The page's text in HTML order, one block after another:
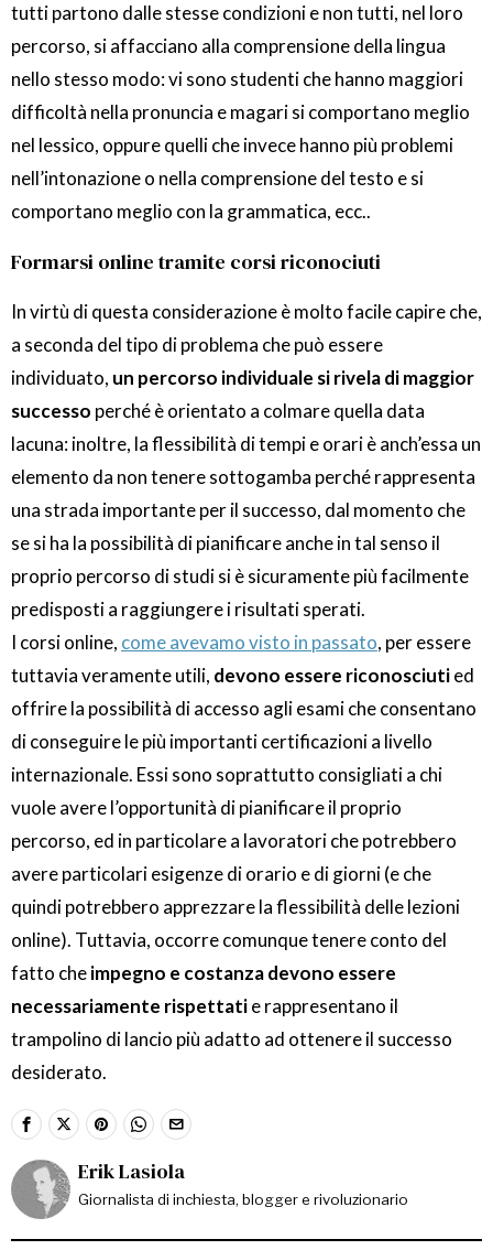
tutti partono dalle stesse condizioni e non tutti, nel loro
percorso, si affacciano alla comprensione della lingua
nello stesso modo: vi sono studenti che hanno maggiori
difficoltà nella pronuncia e magari si comportano meglio
nel lessico, oppure quelli che invece hanno più problemi
nell’intonazione o nella comprensione del testo e si
comportano meglio con la grammatica, ecc..
Formarsi online tramite corsi riconociuti
In virtù di questa considerazione è molto facile capire che,
a seconda del tipo di problema che può essere
individuato, un percorso individuale si rivela di maggior
successo perché è orientato a colmare quella data
lacuna: inoltre, la flessibilità di tempi e orari è anch’essa un
elemento da non tenere sottogamba perché rappresenta
una strada importante per il successo, dal momento che
se si ha la possibilità di pianificare anche in tal senso il
proprio percorso di studi si è sicuramente più facilmente
predisposti a raggiungere i risultati sperati.
I corsi online, come avevamo visto in passato, per essere
tuttavia veramente utili, devono essere riconosciutied
offrire la possibilità di accesso agli esami che consentano
di conseguire le più importanti certificazioni a livello
internazionale. Essi sono soprattutto consigliati a chi
vuole avere l’opportunità di pianificare il proprio
percorso, ed in particolare a lavoratori che potrebbero
avere particolari esigenze di orario e di giorni (e che
quindi potrebbero apprezzare la flessibilità delle lezioni
online). Tuttavia, occorre comunque tenere conto del
fatto cheimpegno e costanza devono essere
necessariamente rispettatie rappresentano il
trampolino di lancio più adatto ad ottenere il successo
desiderato.
Erik Lasiola
Giornalista di inchiesta, blogger e rivoluzionario